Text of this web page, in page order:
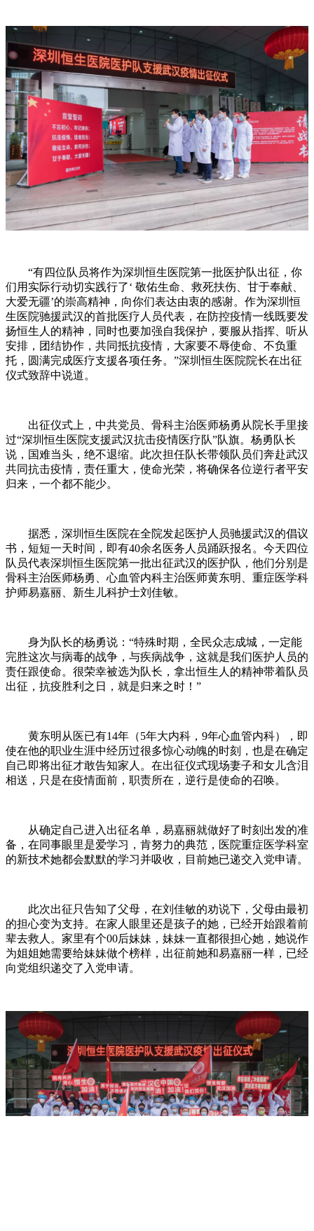
“有四位队员将作为深圳恒生医院第一批医护队出征，你
们用实际行动切实践行了‘ 敬佑生命、救死扶伤、甘于奉献、
大爱无疆’的崇高精神，向你们表达由衷的感谢。作为深圳恒
生医院驰援武汉的首批医疗人员代表，在防控疫情一线既要发
扬恒生人的精神，同时也要加强自我保护，要服从指挥、听从
安排，团结协作，共同抵抗疫情，大家要不辱使命、不负重
托，圆满完成医疗支援各项任务。”深圳恒生医院院长在出征
仪式致辞中说道。
出征仪式上，中共党员、骨科主治医师杨勇从院长手里接
过“深圳恒生医院支援武汉抗击疫情医疗队”队旗。杨勇队长
说，国难当头，绝不退缩。此次担任队长带领队员们奔赴武汉
共同抗击疫情，责任重大，使命光荣，将确保各位逆行者平安
归来，一个都不能少。
据悉，深圳恒生医院在全院发起医护人员驰援武汉的倡议
书，短短一天时间，即有40余名医务人员踊跃报名。今天四位
队员代表深圳恒生医院第一批出征武汉的医护队，他们分别是
骨科主治医师杨勇、心血管内科主治医师黄东明、重症医学科
护师易嘉丽、新生儿科护士刘佳敏。
身为队长的杨勇说：“特殊时期，全民众志成城，一定能
完胜这次与病毒的战争，与疾病战争，这就是我们医护人员的
责任跟使命。很荣幸被选为队长，拿出恒生人的精神带着队员
出征，抗疫胜利之日，就是归来之时！”
黄东明从医已有14年（5年大内科，9年心血管内科），即
使在他的职业生涯中经历过很多惊心动魄的时刻，也是在确定
自己即将出征才敢告知家人。在出征仪式现场妻子和女儿含泪
相送，只是在疫情面前，职责所在，逆行是使命的召唤。
从确定自己进入出征名单，易嘉丽就做好了时刻出发的准
备，在同事眼里是爱学习，肯努力的典范，医院重症医学科室
的新技术她都会默默的学习并吸收，目前她已递交入党申请。
此次出征只告知了父母，在刘佳敏的劝说下，父母由最初
的担心变为支持。在家人眼里还是孩子的她，已经开始跟着前
辈去救人。家里有个00后妹妹，妹妹一直都很担心她，她说作
为姐姐她需要给妹妹做个榜样，出征前她和易嘉丽一样，已经
向党组织递交了入党申请。